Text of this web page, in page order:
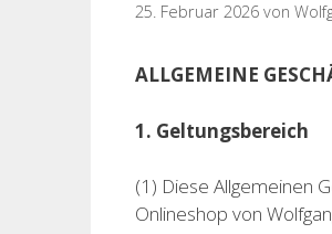
25. Februar 2026 von
ALLGEMEINE
1. Geltungsbereich
(1) Diese Allgemeinen
Onlineshop von